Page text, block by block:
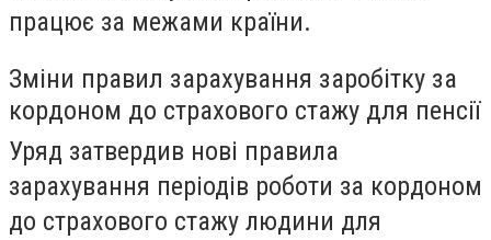
працює за межами країни.
Зміни правил зарахування заробітку за
кордоном до страхового стажу для пенсії
Уряд затвердив нові правила
зарахування періодів роботи за кордоном
до страхового стажу людини для